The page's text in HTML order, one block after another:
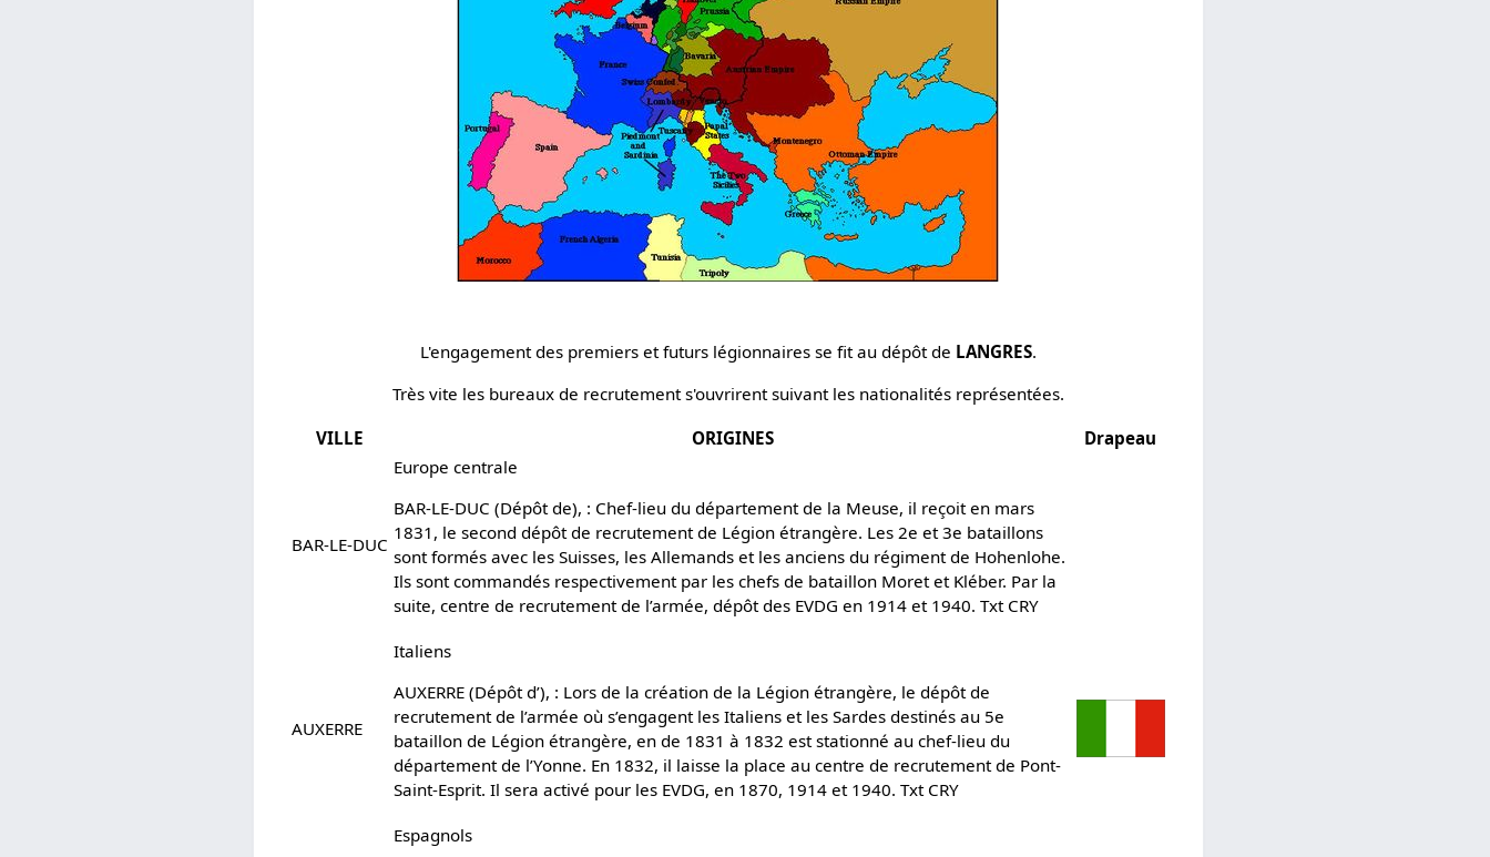
L'engagement des premiers et futurs légionnaires se fit au dépôt de LANGRES.
Très vite les bureaux de recrutement s'ouvrirent suivant les nationalités représentées.
VILLE ORIGINES Drapeau
BAR-LE-DUC
Europe centrale
BAR-LE-DUC (Dépôt de), : Chef-lieu du département de la Meuse, il reçoit en mars
1831, le second dépôt de recrutement de Légion étrangère. Les 2e et 3e bataillons
sont formés avec les Suisses, les Allemands et les anciens du régiment de Hohenlohe.
Ils sont commandés respectivement par les chefs de bataillon Moret et Kléber. Par la
suite, centre de recrutement de l’armée, dépôt des EVDG en 1914 et 1940. Txt CRY
AUXERRE
Italiens
AUXERRE (Dépôt d’), : Lors de la création de la Légion étrangère, le dépôt de
recrutement de l’armée où s’engagent les Italiens et les Sardes destinés au 5e
bataillon de Légion étrangère, en de 1831 à 1832 est stationné au chef-lieu du
département de l’Yonne. En 1832, il laisse la place au centre de recrutement de Pont-
Saint-Esprit. Il sera activé pour les EVDG, en 1870, 1914 et 1940. Txt CRY
Espagnols